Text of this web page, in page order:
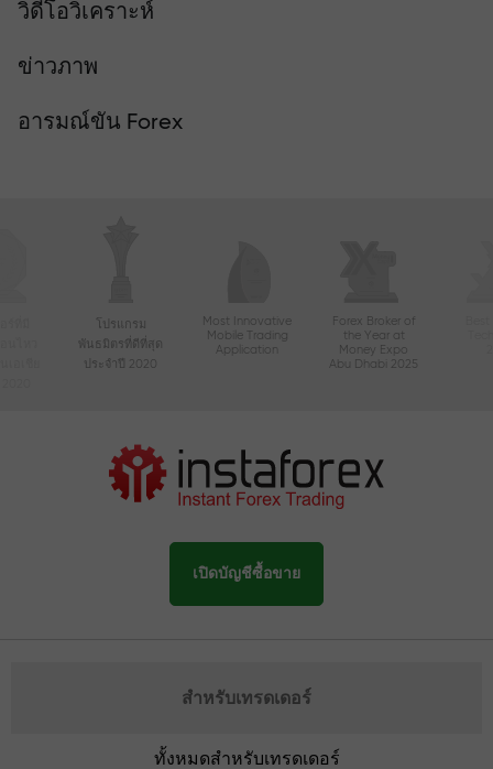
วิดีโอวิเคราะห์
ข่าวภาพ
อารมณ์ขัน Forex
โปรแกรม
พันธมิตรที่ดีที่สุด
ประจำปี 2020
Most Innovative
Mobile Trading
Application
Forex Broker of
the Year at
Money Expo
Abu Dhabi 2025
เปิดบัญชีซื้อขาย
สำหรับเทรดเดอร์
ทั้งหมดสำหรับเทรดเดอร์